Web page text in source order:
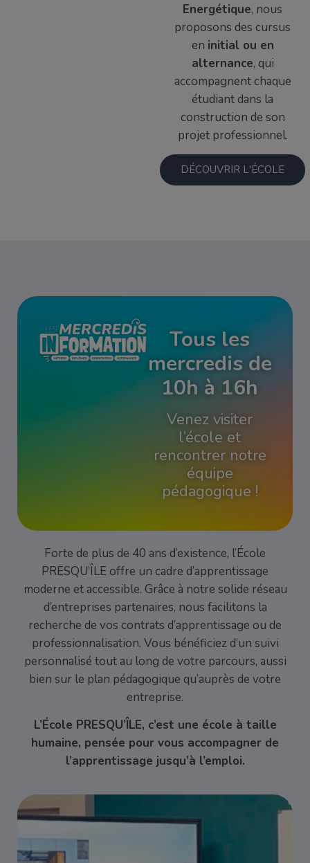
Energétique, nous
proposons des cursus
en initial ou en
alternance, qui
accompagnent chaque
étudiant dans la
construction de son
projet professionnel.
DÉCOUVRIR L'ÉCOLE
Tous les
mercredis de
10h à 16h
Venez visiter
l’école et
rencontrer notre
équipe
pédagogique !
Forte de plus de 40 ans d’existence, l’École
PRESQU’ÎLE offre un cadre d’apprentissage
moderne et accessible. Grâce à notre solide réseau
d’entreprises partenaires, nous facilitons la
recherche de vos contrats d’apprentissage ou de
professionnalisation. Vous bénéficiez d’un suivi
personnalisé tout au long de votre parcours, aussi
bien sur le plan pédagogique qu’auprès de votre
entreprise.
L’École PRESQU’ÎLE, c’est une école à taille
humaine, pensée pour vous accompagner de
l’apprentissage jusqu’à l’emploi.